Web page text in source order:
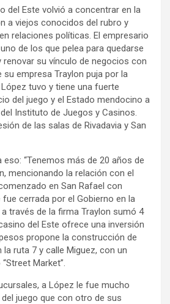
del Este volvió a concentrar en la
a viejos conocidos del rubro y
relaciones políticas. El empresario
de los que pelea para quedarse
renovar su vínculo de negocios con
su empresa Traylon puja por la
tuvo y tiene una fuerte
del juego y el Estado mendocino a
Instituto de Juegos y Casinos.
de las salas de Rivadavia y San
“Tenemos más de 20 años de
mencionando la relación con el
en San Rafael con
fue cerrada por el Gobierno en la
través de la firma Traylon sumó 4
del Este ofrece una inversión
propone la construcción de
la ruta 7 y calle Miguez, con un
Market”.
a López le fue mucho
juego que con otro de sus